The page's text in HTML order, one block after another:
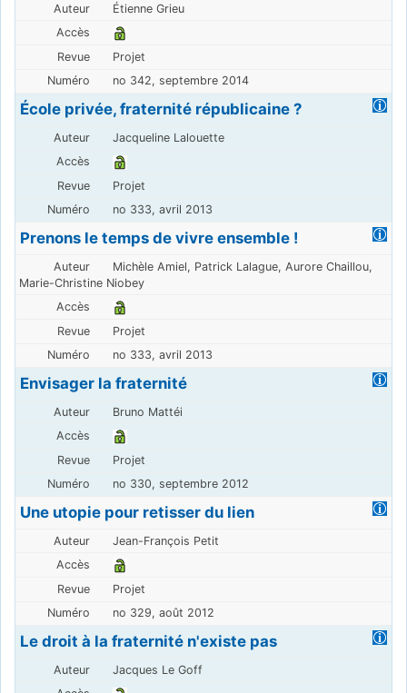
Étienne Grieu
Projet
no 342, septembre 2014
École privée, fraternité républicaine ?
Jacqueline Lalouette
Projet
no 333, avril 2013
Prenons le temps de vivre ensemble !
Michèle Amiel, Patrick Lalague, Aurore Chaillou,
Marie-Christine Niobey
Projet
no 333, avril 2013
Envisager la fraternité
Bruno Mattéi
Projet
no 330, septembre 2012
Une utopie pour retisser du lien
Jean-François Petit
Projet
no 329, août 2012
Le droit à la fraternité n'existe pas
Jacques Le Goff